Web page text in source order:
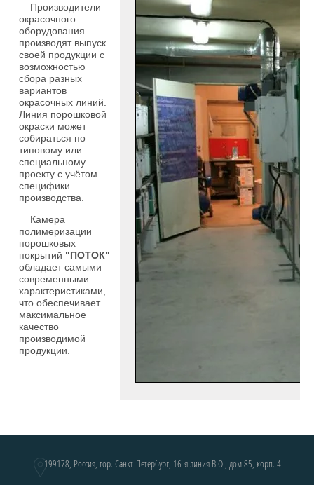
Производители
окрасочного
оборудования
производят выпуск
своей продукции с
возможностью
сбора разных
вариантов
окрасочных линий.
Линия порошковой
окраски может
собираться по
типовому или
специальному
проекту с учётом
специфики
производства.
Камера
полимеризации
порошковых
покрытий "ПОТОК"
обладает самыми
современными
характеристиками,
что обеспечивает
максимальное
качество
производимой
продукции.
199178, Россия, гор. Санкт-Петербург, 16-я линия В.О., дом 85, корп. 4